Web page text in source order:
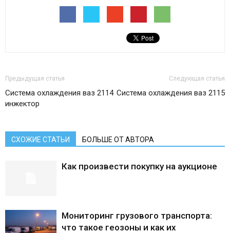
Предыдущая статья
Система охлаждения ваз 2114
инжектор
Следующая статья
Система охлаждения ваз 2115
СХОЖИЕ СТАТЬИ БОЛЬШЕ ОТ АВТОРА
Как произвести покупку на аукционе
Мониторинг грузового транспорта:
что такое геозоны и как их